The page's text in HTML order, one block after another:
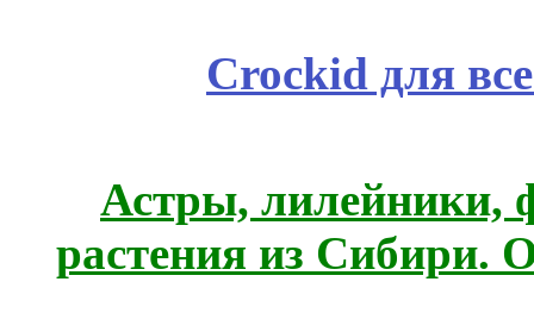
Crockid для
Астры, лилейники,
растения из Сибири.